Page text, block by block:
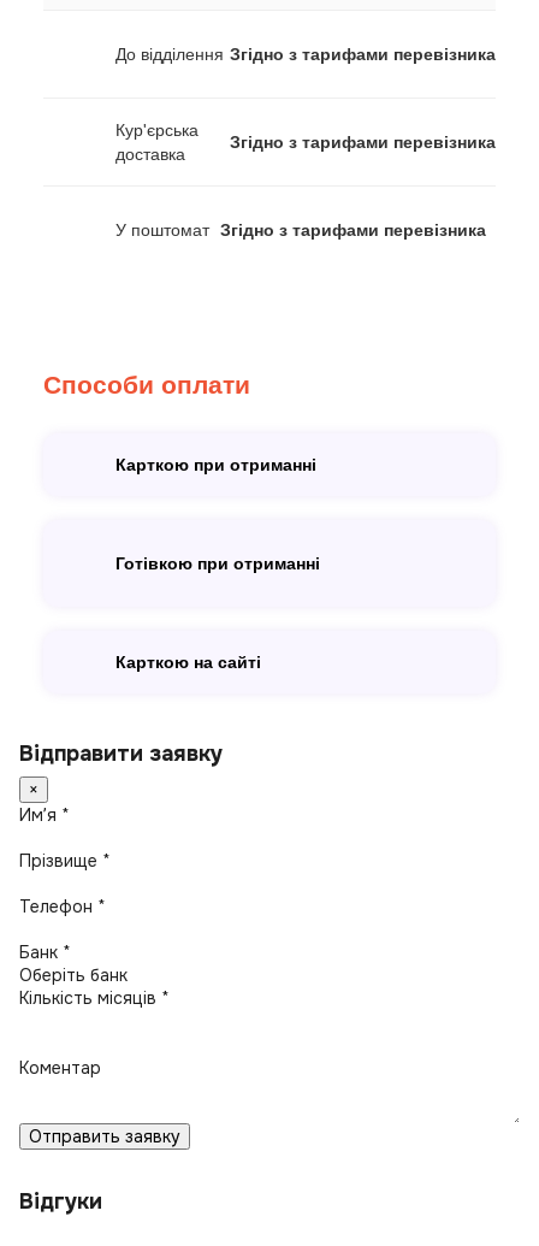
До відділення Згідно з тарифами перевізника
Кур'єрська
доставка
Згідно з тарифами перевізника
У поштомат Згідно з тарифами перевізника
Способи оплати
Карткою при отриманні
Готівкою при отриманні
Карткою на сайті
Відправити заявку
×
Имʼя *
Прізвище *
Телефон *
Банк *
Кількість місяців *
Коментар
Отправить заявку
Відгуки